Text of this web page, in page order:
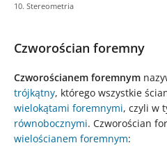
10. Stereometria
Czworościan foremny
Czworościanem foremnym
trójkątny, którego wszystkie
wielokątami foremnymi, czyli w
równobocznymi. Czworościan
wielościanem foremnym: